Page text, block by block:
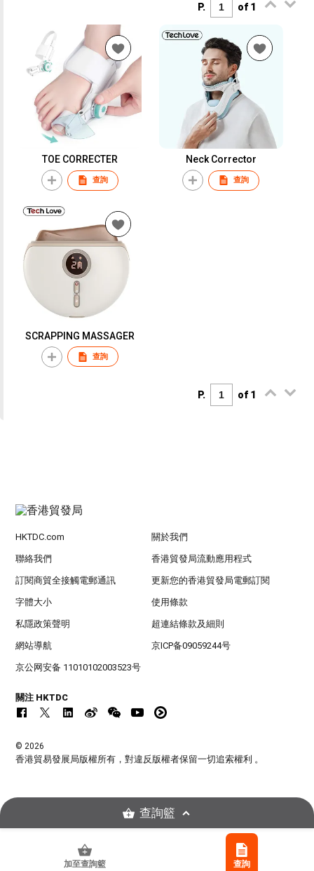
P. of 1
TOE CORRECTER
查詢
Neck Corrector
查詢
SCRAPPING MASSAGER
查詢
P. of 1
加至查詢籃 查詢
HKTDC.com 關於我們
聯絡我們 香港貿發局流動應用程式
訂閱商貿全接觸電郵通訊 更新您的香港貿發局電郵訂閱
字體大小 使用條款
私隱政策聲明 超連結條款及細則
網站導航 京ICP备09059244号
京公网安备 11010102003523号
關注 HKTDC
© 2026
香港貿易發展局版權所有，對違反版權者保留一切追索權利 。
查詢籃